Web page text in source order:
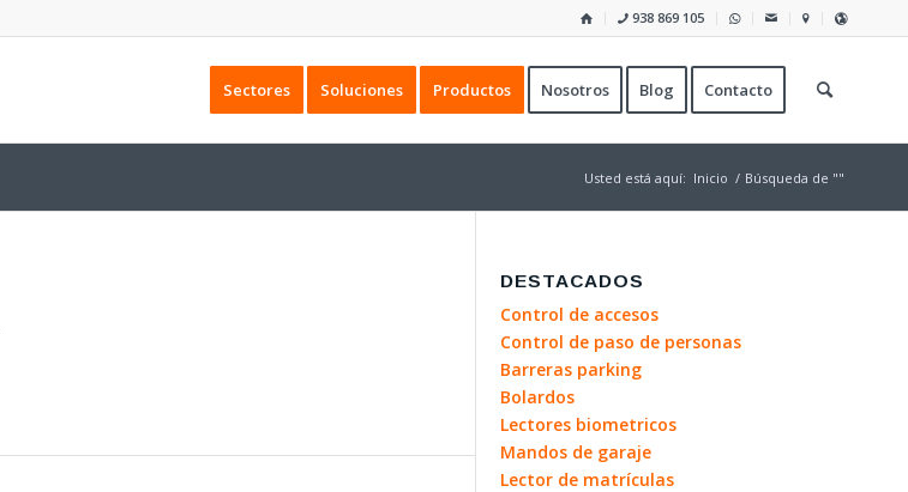
938 869 105
Sectores Soluciones Productos Nosotros Blog Contacto
Usted está aquí: Inicio / Búsqueda de ""
DESTACADOS
Control de accesos
Control de paso de personas
Barreras parking
Bolardos
Lectores biometricos
Mandos de garaje
Lector de matrículas